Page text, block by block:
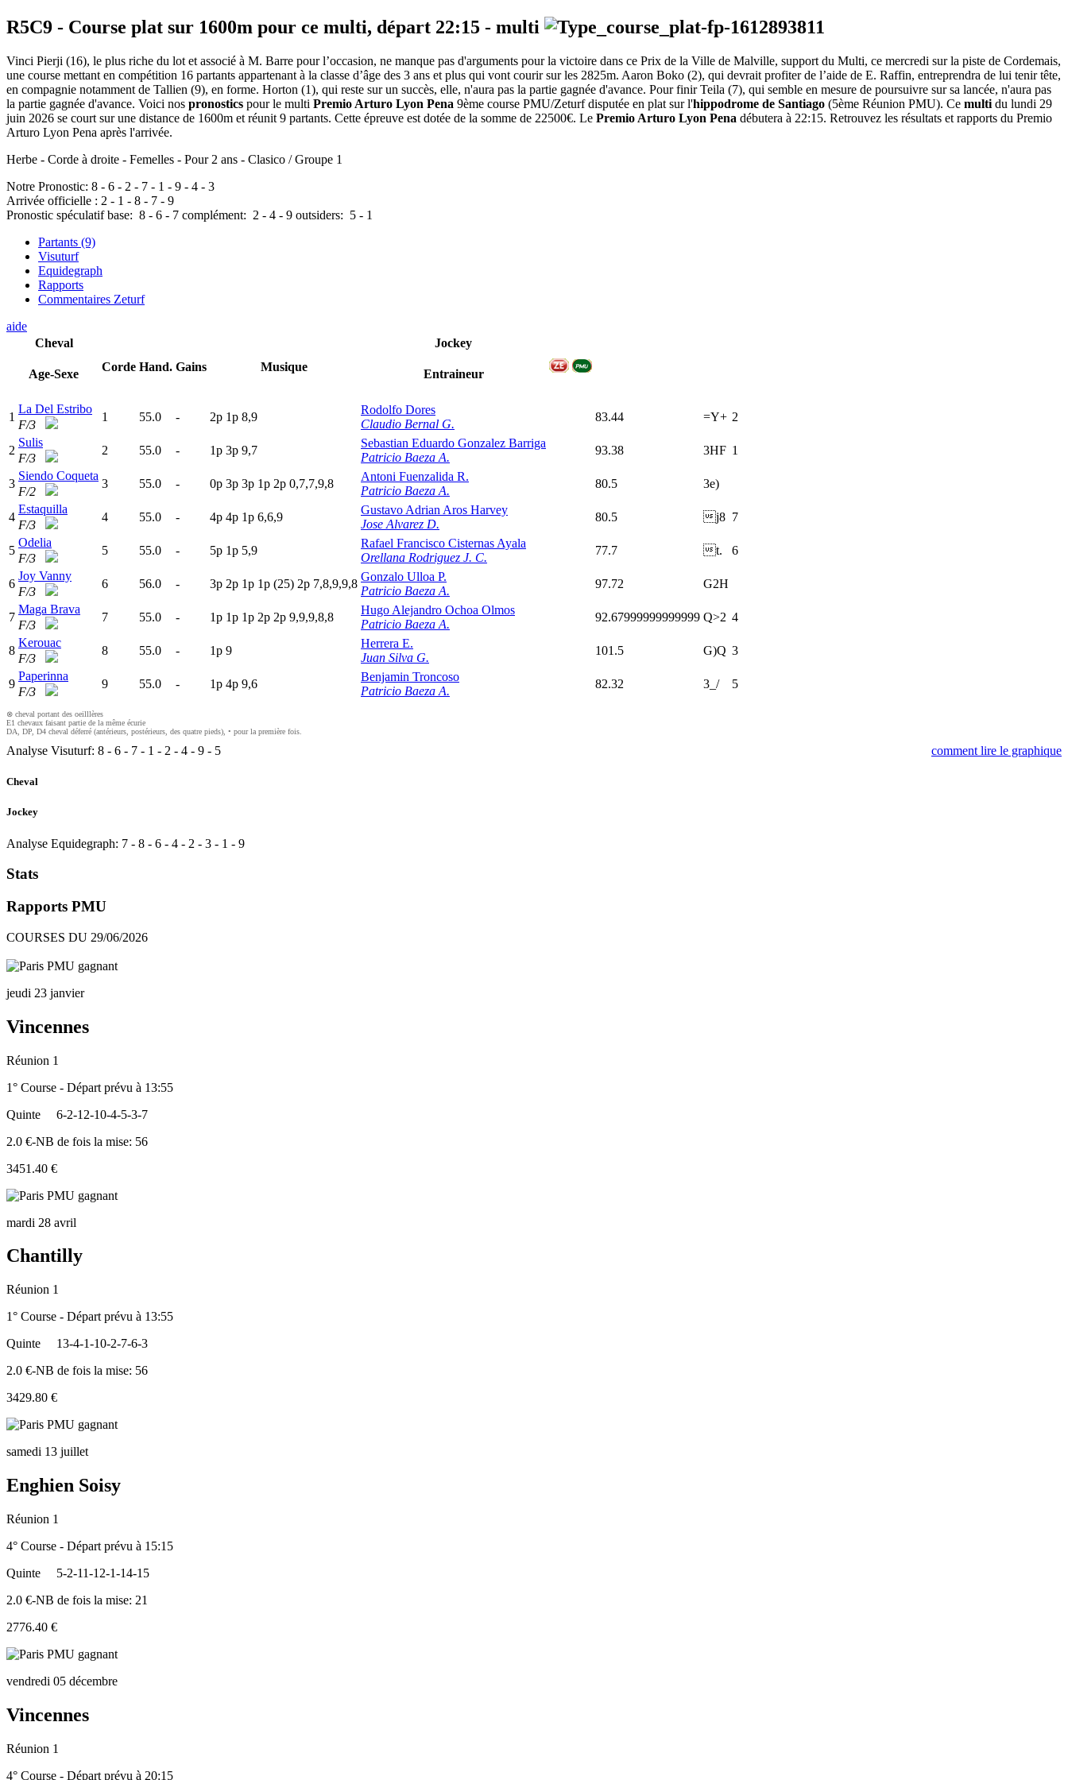
R5C9 - Course plat sur 1600m pour ce multi, départ 22:15 - multi
Vinci Pierji (16), le plus riche du lot et associé à M. Barre pour l’occasion, ne manque pas d'arguments pour la victoire dans ce Prix de la Ville de Malville, support du Multi, ce mercredi sur la piste de Cordemais,
une course mettant en compétition 16 partants appartenant à la classe d’âge des 3 ans et plus qui vont courir sur les 2825m. Aaron Boko (2), qui devrait profiter de l’aide de E. Raffin, entreprendra de lui tenir tête,
en compagnie notamment de Tallien (9), en forme. Horton (1), qui reste sur un succès, elle, n'aura pas la partie gagnée d'avance. Pour finir Teila (7), qui semble en mesure de poursuivre sur sa lancée, n'aura pas
la partie gagnée d'avance. Voici nos pronostics pour le multi Premio Arturo Lyon Pena 9ème course PMU/Zeturf disputée en plat sur l'hippodrome de Santiago (5ème Réunion PMU). Ce multi du lundi 29
juin 2026 se court sur une distance de 1600m et réunit 9 partants. Cette épreuve est dotée de la somme de 22500€. Le Premio Arturo Lyon Pena débutera à 22:15. Retrouvez les résultats et rapports du Premio
Arturo Lyon Pena après l'arrivée.
Herbe - Corde à droite - Femelles - Pour 2 ans - Clasico / Groupe 1
Notre Pronostic: 8 - 6 - 2 - 7 - 1 - 9 - 4 - 3
Arrivée officielle : 2 - 1 - 8 - 7 - 9
Pronostic spéculatif base: 8 - 6 - 7 complément: 2 - 4 - 9 outsiders: 5 - 1
Partants (9)
Visuturf
Equidegraph
Rapports
Commentaires Zeturf
aide
Cheval
Age-Sexe
Corde Hand. Gains Musique
Jockey
Entraineur
1
La Del Estribo
F/3
1 55.0 - 2p 1p 8,9
Rodolfo Dores
Claudio Bernal G.
83.44 =Y+ 2
2
Sulis
F/3
2 55.0 - 1p 3p 9,7
Sebastian Eduardo Gonzalez Barriga
Patricio Baeza A.
93.38 3HF 1
3
Siendo Coqueta
F/2
3 55.0 - 0p 3p 3p 1p 2p 0,7,7,9,8
Antoni Fuenzalida R.
Patricio Baeza A.
80.5 3e)
4
Estaquilla
F/3
4 55.0 - 4p 4p 1p 6,6,9
Gustavo Adrian Aros Harvey
Jose Alvarez D.
80.5 j8 7
5
Odelia
F/3
5 55.0 - 5p 1p 5,9
Rafael Francisco Cisternas Ayala
Orellana Rodriguez J. C.
77.7 t. 6
6
Joy Vanny
F/3
6 56.0 - 3p 2p 1p 1p (25) 2p 7,8,9,9,8
Gonzalo Ulloa P.
Patricio Baeza A.
97.72 G2H
7
Maga Brava
F/3
7 55.0 - 1p 1p 1p 2p 2p 9,9,9,8,8
Hugo Alejandro Ochoa Olmos
Patricio Baeza A.
92.67999999999999 Q>2 4
8
Kerouac
F/3
8 55.0 - 1p 9
Herrera E.
Juan Silva G.
101.5 G)Q 3
9
Paperinna
F/3
9 55.0 - 1p 4p 9,6
Benjamin Troncoso
Patricio Baeza A.
82.32 3_/ 5
⊗ cheval portant des oeilllères
E1 chevaux faisant partie de la même écurie
DA, DP, D4 cheval déferré (antérieurs, postérieurs, des quatre pieds), • pour la première fois.
Analyse Visuturf: 8 - 6 - 7 - 1 - 2 - 4 - 9 - 5 comment lire le graphique
Cheval
Jockey
Analyse Equidegraph: 7 - 8 - 6 - 4 - 2 - 3 - 1 - 9
Stats
Rapports PMU
COURSES DU 29/06/2026
jeudi 23 janvier
Vincennes
Réunion 1
1° Course - Départ prévu à 13:55
Quinte
6-2-12-10-4-5-3-7
2.0 €-NB de fois la mise: 56
3451.40 €
mardi 28 avril
Chantilly
Réunion 1
1° Course - Départ prévu à 13:55
Quinte
13-4-1-10-2-7-6-3
2.0 €-NB de fois la mise: 56
3429.80 €
samedi 13 juillet
Enghien Soisy
Réunion 1
4° Course - Départ prévu à 15:15
Quinte
5-2-11-12-1-14-15
2.0 €-NB de fois la mise: 21
2776.40 €
vendredi 05 décembre
Vincennes
Réunion 1
4° Course - Départ prévu à 20:15